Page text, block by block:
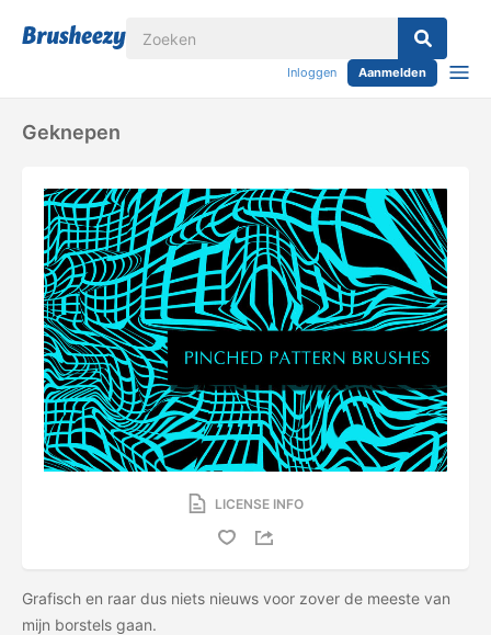
Inloggen Aanmelden
Geknepen
LICENSE INFO
Grafisch en raar dus niets nieuws voor zover de meeste van
mijn borstels gaan.